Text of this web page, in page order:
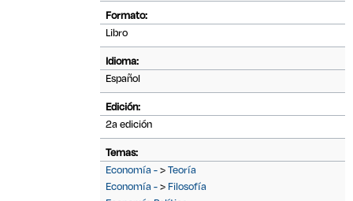
Formato:
Libro
Idioma:
Español
Edición:
2a edición
Temas:
Economía ->Teoría
Economía -> Filosofía